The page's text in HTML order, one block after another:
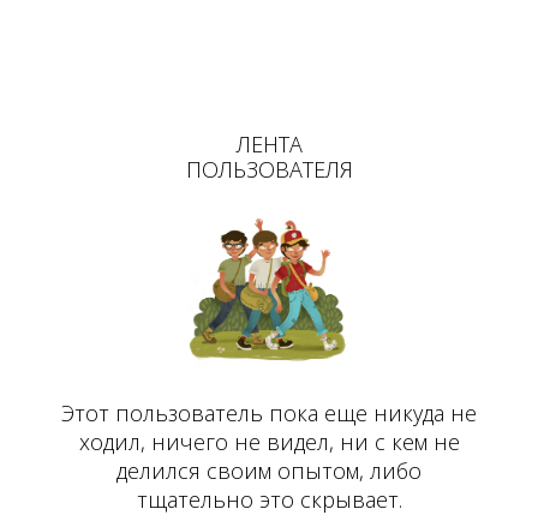
ЛЕНТА
ПОЛЬЗОВАТЕЛЯ
Этот пользователь пока еще никуда не
ходил, ничего не видел, ни с кем не
делился своим опытом, либо
тщательно это скрывает.